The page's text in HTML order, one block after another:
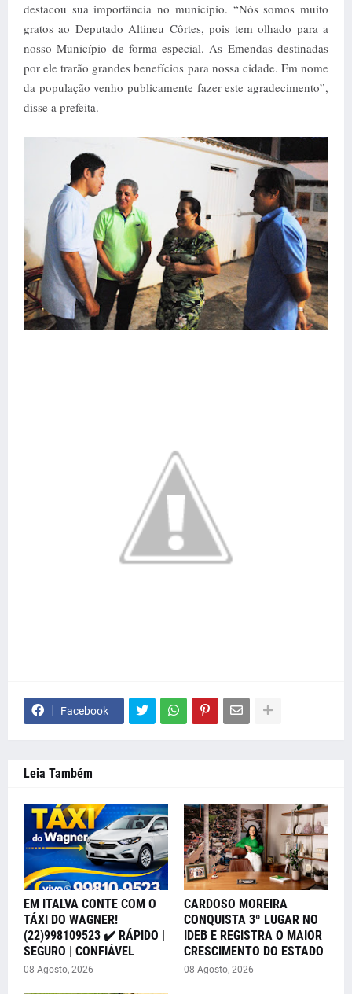
destacou sua importância no município. “Nós somos muito
gratos ao Deputado Altineu Côrtes, pois tem olhado para a
nosso Município de forma especial. As Emendas destinadas
por ele trarão grandes benefícios para nossa cidade. Em nome
da população venho publicamente fazer este agradecimento”,
disse a prefeita.
Facebook
Leia Também
EM ITALVA CONTE COM O
TÁXI DO WAGNER!
(22)998109523 ✔️ RÁPIDO |
SEGURO | CONFIÁVEL
08 Agosto, 2026
CARDOSO MOREIRA
CONQUISTA 3º LUGAR NO
IDEB E REGISTRA O MAIOR
CRESCIMENTO DO ESTADO
08 Agosto, 2026